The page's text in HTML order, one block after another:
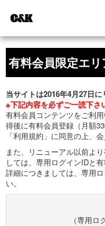
有料会員限定エ
当サイトは2016年4月27日に
※下記内容を必ずご一読下さ
有料会員コンテンツをご利
得後に有料会員登録（月額
「利用規約」に同意の上、
また、リニューアル以前よ
しては、専用ログインIDと
詳細につきましては、専用
い。
（専用ロ